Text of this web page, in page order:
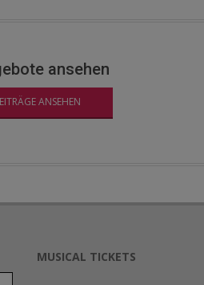
ansehen
ANSEHEN
MUSICAL TICKETS